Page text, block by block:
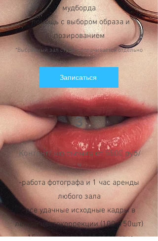
мудборда
-помощь с выбором образа и
позированием
*Выбранный зал студии оплачивается отдельно
Записаться
3
Контент/ ню съемка от 5500 руб/
ч
-работа фотографа и 1 час аренды
любого зала
-все удачные исходные кадры в
легкой цветокоррекции (100-150шт)
-15 кадров в полной обработке